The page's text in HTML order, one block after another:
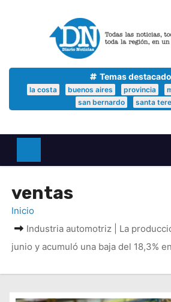
i
Temas
la costa buenos aires provincia
san bernardo
santa
ventas
Inicio
Industria automotriz | La
junio y acumuló una baja del 18,3%